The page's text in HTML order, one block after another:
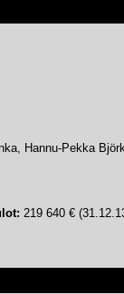
Hannu-Pekka
219 640 €